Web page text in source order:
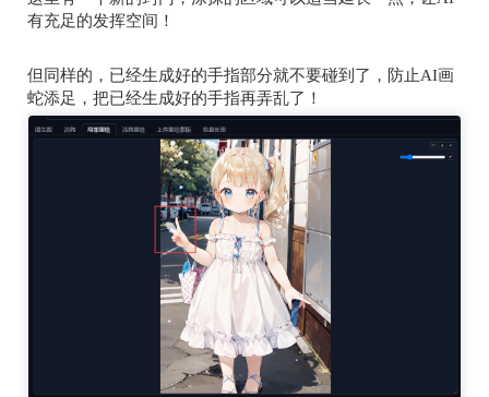
有充足的发挥空间！
但同样的，已经生成好的手指部分就不要碰到了，防止AI画
蛇添足，把已经生成好的手指再弄乱了！